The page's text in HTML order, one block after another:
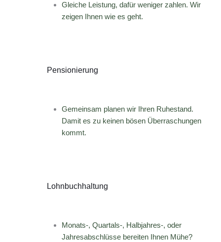
Gleiche Leistung, dafür weniger zahlen. Wir
zeigen Ihnen wie es geht.
Pensionierung
Gemeinsam planen wir Ihren Ruhestand.
Damit es zu keinen bösen Überraschungen
kommt.
Lohnbuchhaltung
Monats-, Quartals-, Halbjahres-, oder
Jahresabschlüsse bereiten Ihnen Mühe?